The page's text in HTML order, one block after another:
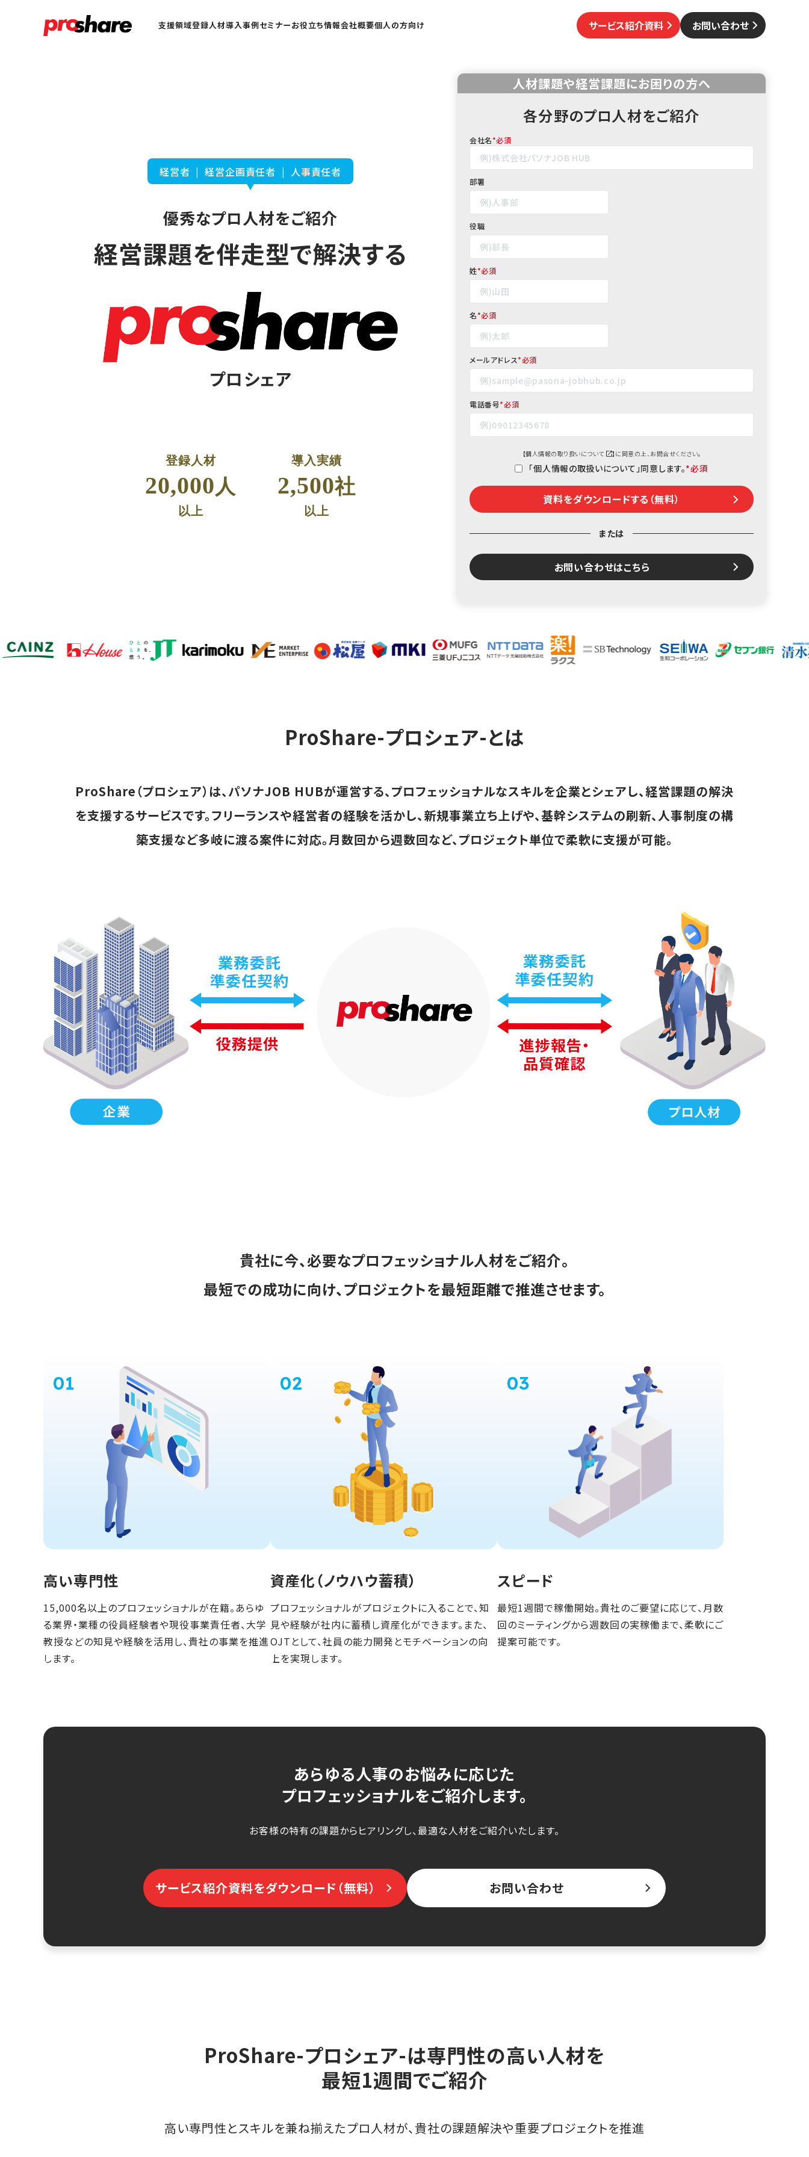
支援領域登録人材導入事例セミナーお役立ち情報会社概要個人の方向け サービス紹介資料 お問い合わせ
経営者 | 経営企画責任者 | 人事責任者
優秀なプロ人材をご紹介​
経営課題を伴走型で解決する
プロシェア
登録人材
20,000人
以上
導入実績
2,500社
以上
人材課題や経営課題にお困りの方へ
各分野のプロ人材をご紹介
会社名*
部署
役職
姓*
名*
メールアドレス*
電話番号*
【個人情報の取り扱いについて 】に同意の上、お問合せください。
「個人情報の取扱いについて」同意します。*
または
お問い合わせはこちら
ProShare-プロシェア-とは
ProShare（プロシェア）は、パソナJOB HUBが運営する、プロフェッショナルなスキルを企業とシェアし、経営課題の解決
を支援するサービスです。フリーランスや経営者の経験を活かし、新規事業立ち上げや、基幹システムの刷新、人事制度の構
築支援など多岐に渡る案件に対応。月数回から週数回など、プロジェクト単位で柔軟に支援が可能。
貴社に今、必要なプロフェッショナル人材をご紹介。
最短での成功に向け、プロジェクトを最短距離で推進させます。
高い専門性
15,000名以上のプロフェッショナルが在籍。あらゆ
る業界・業種の役員経験者や現役事業責任者、大学
教授などの知見や経験を活用し、貴社の事業を推進
します。
資産化（ノウハウ蓄積）
プロフェッショナルがプロジェクトに入ることで、知
見や経験が社内に蓄積し資産化ができます。また、
OJTとして、社員の能力開発とモチベーションの向
上を実現します。
スピード
最短1週間で稼働開始。貴社のご要望に応じて、月数
回のミーティングから週数回の実稼働まで、柔軟にご
提案可能です。
あらゆる人事のお悩みに応じた
プロフェッショナルをご紹介します。
お客様の特有の課題からヒアリングし、最適な人材をご紹介いたします。
サービス紹介資料をダウンロード（無料） お問い合わせ
ProShare-プロシェア-は専門性の高い人材を
最短1週間でご紹介
高い専門性とスキルを兼ね揃えたプロ人材が、貴社の課題解決や重要プロジェクトを推進